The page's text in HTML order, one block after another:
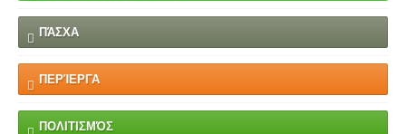
ΠΆΣΧΑ
ΠΕΡΊΕΡΓΑ
ΠΟΛΙΤΙΣΜΌΣ